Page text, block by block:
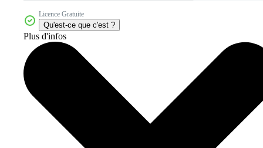
Licence Gratuite
Qu'est-ce que c'est ?
Plus d'infos